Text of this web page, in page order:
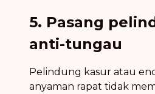
5. Pasang
anti-tungau
Pelindung kasur atau
anyaman rapat tidak